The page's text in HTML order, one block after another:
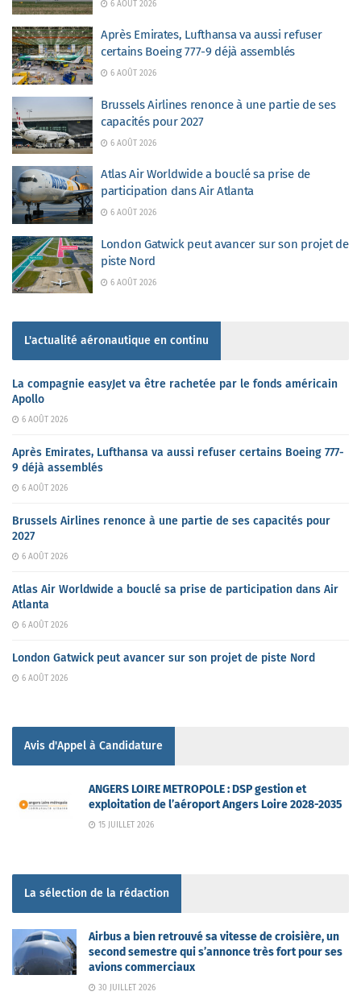
6 AOÛT 2026
Après Emirates, Lufthansa va aussi refuser
certains Boeing 777-9 déjà assemblés
6 AOÛT 2026
Brussels Airlines renonce à une partie de ses
capacités pour 2027
6 AOÛT 2026
Atlas Air Worldwide a bouclé sa prise de
participation dans Air Atlanta
6 AOÛT 2026
London Gatwick peut avancer sur son projet de
piste Nord
6 AOÛT 2026
L'actualité aéronautique en continu
La compagnie easyJet va être rachetée par le fonds américain
Apollo
6 AOÛT 2026
Après Emirates, Lufthansa va aussi refuser certains Boeing 777-
9 déjà assemblés
6 AOÛT 2026
Brussels Airlines renonce à une partie de ses capacités pour
2027
6 AOÛT 2026
Atlas Air Worldwide a bouclé sa prise de participation dans Air
Atlanta
6 AOÛT 2026
London Gatwick peut avancer sur son projet de piste Nord
6 AOÛT 2026
Avis d'Appel à Candidature
ANGERS LOIRE METROPOLE : DSP gestion et
exploitation de l’aéroport Angers Loire 2028-2035
15 JUILLET 2026
La sélection de la rédaction
Airbus a bien retrouvé sa vitesse de croisière, un
second semestre qui s’annonce très fort pour ses
avions commerciaux
30 JUILLET 2026